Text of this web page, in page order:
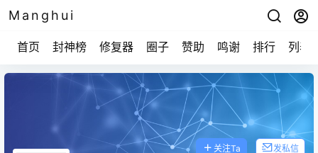
Manghui
首页 封神榜 修复器 圈子 赞助 鸣谢 排行 列表
关注Ta 发私信